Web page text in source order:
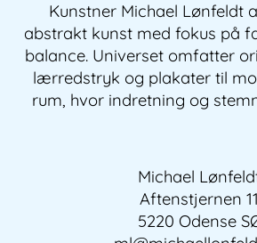
Kunstner Michael Lønfeldt
abstrakt kunst med fokus på
balance. Universet omfatter
lærredstryk og plakater til
rum, hvor indretning og
Michael
Aftenstjernen 11
5220 Odense